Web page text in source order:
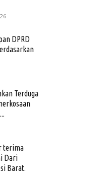
DPRD
Terduga
terima
Dari
Barat.